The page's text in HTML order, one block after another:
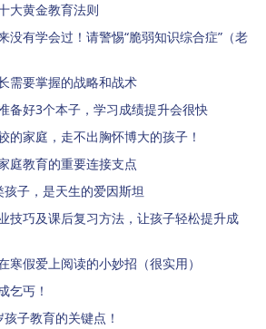
大黄金教育法则
没有学会过！请警惕“脆弱知识综合症”（老
需要掌握的战略和战术
备好3个本子，学习成绩提升会很快
的家庭，走不出胸怀博大的孩子！
庭教育的重要连接支点
子，是天生的爱因斯坦
技巧及课后复习方法，让孩子轻松提升成
寒假爱上阅读的小妙招（很实用）
乞丐！
子教育的关键点！